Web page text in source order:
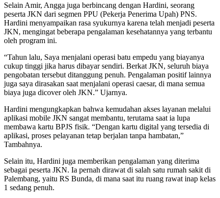
Selain Amir, Angga juga berbincang dengan Hardini, seorang
peserta JKN dari segmen PPU (Pekerja Penerima Upah) PNS.
Hardini menyampaikan rasa syukurnya karena telah menjadi peserta
JKN, mengingat beberapa pengalaman kesehatannya yang terbantu
oleh program ini.
“Tahun lalu, Saya menjalani operasi batu empedu yang biayanya
cukup tinggi jika harus dibayar sendiri. Berkat JKN, seluruh biaya
pengobatan tersebut ditanggung penuh. Pengalaman positif lainnya
juga saya dirasakan saat menjalani operasi caesar, di mana semua
biaya juga dicover oleh JKN.” Ujarnya.
Hardini mengungkapkan bahwa kemudahan akses layanan melalui
aplikasi mobile JKN sangat membantu, terutama saat ia lupa
membawa kartu BPJS fisik. “Dengan kartu digital yang tersedia di
aplikasi, proses pelayanan tetap berjalan tanpa hambatan,”
Tambahnya.
Selain itu, Hardini juga memberikan pengalaman yang diterima
sebagai peserta JKN. Ia pernah dirawat di salah satu rumah sakit di
Palembang, yaitu RS Bunda, di mana saat itu ruang rawat inap kelas
1 sedang penuh.